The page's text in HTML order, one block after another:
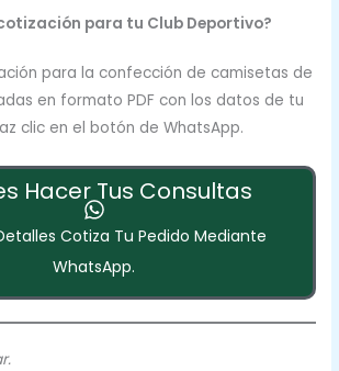
para tu Club Deportivo?
para la confección de camisetas de
en formato PDF con los datos de tu
clic en el botón de WhatsApp.
Hacer Tus Consultas
Cotiza Tu Pedido Mediante
WhatsApp.